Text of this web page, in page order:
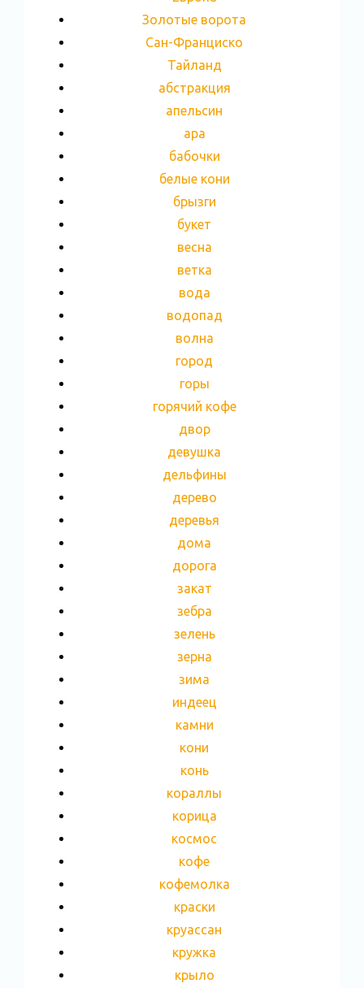
Золотые ворота
Сан-Франциско
Тайланд
абстракция
апельсин
ара
бабочки
белые кони
брызги
букет
весна
ветка
вода
водопад
волна
город
горы
горячий кофе
двор
девушка
дельфины
дерево
деревья
дома
дорога
закат
зебра
зелень
зерна
зима
индеец
камни
кони
конь
кораллы
корица
космос
кофе
кофемолка
краски
круассан
кружка
крыло